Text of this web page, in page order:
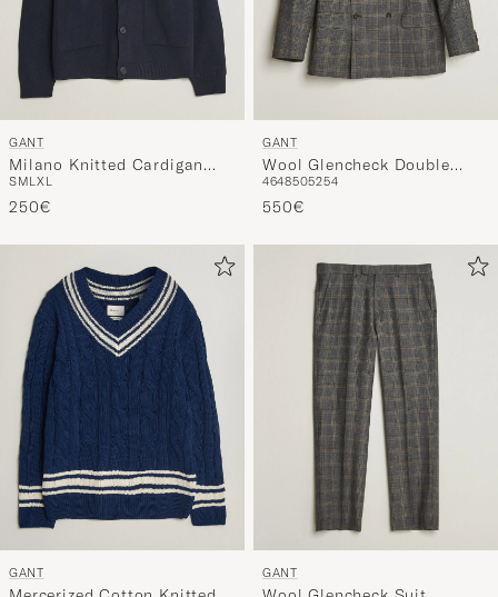
Milano Knitted Cardigan
Evening Blue
SM LXL
Wool Glencheck Double
Breasted Blazer Ceramic
4648505254
Mercerized Cotton Knitted
Wool Glencheck Suit